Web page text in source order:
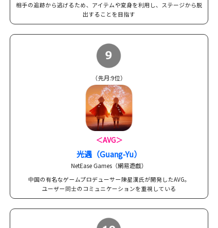
相手の追跡から逃げるため、アイテムや変身を利用し、ステージから脱
出することを目指す
（先月:9位）
＜AVG＞
光遇（Guang-Yu）
NetEase Games（網易遊戯）
中国の有名なゲームプロデューサー陳星漢氏が開発したAVG。
ユーザー同士のコミュニケーションを重視している